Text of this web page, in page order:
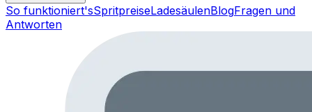
So funktioniert'sSpritpreiseLadesäulenBlogFragen und
Antworten